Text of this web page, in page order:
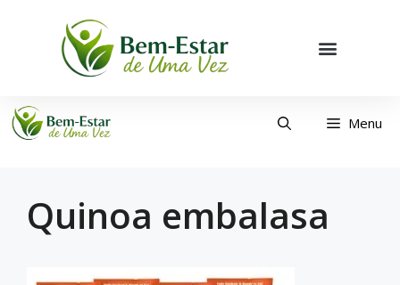
Menu
Quinoa embalasa